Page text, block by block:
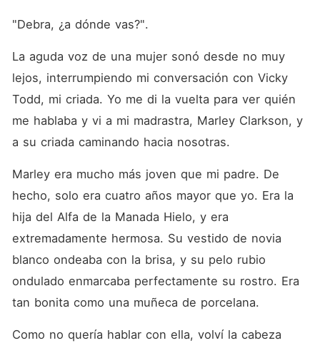
"Debra, ¿a dónde vas?".
La aguda voz de una mujer sonó desde no muy
lejos, interrumpiendo mi conversación con Vicky
Todd, mi criada. Yo me di la vuelta para ver quién
me hablaba y vi a mi madrastra, Marley Clarkson, y
a su criada caminando hacia nosotras.
Marley era mucho más joven que mi padre. De
hecho, solo era cuatro años mayor que yo. Era la
hija del Alfa de la Manada Hielo, y era
extremadamente hermosa. Su vestido de novia
blanco ondeaba con la brisa, y su pelo rubio
ondulado enmarcaba perfectamente su rostro. Era
tan bonita como una muñeca de porcelana.
Como no quería hablar con ella, volví la cabeza